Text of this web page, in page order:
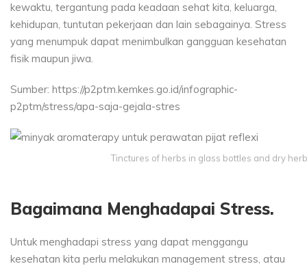
kewaktu, tergantung pada keadaan sehat kita, keluarga,
kehidupan, tuntutan pekerjaan dan lain sebagainya. Stress
yang menumpuk dapat menimbulkan gangguan kesehatan
fisik maupun jiwa.
Sumber: https://p2ptm.kemkes.go.id/infographic-
p2ptm/stress/apa-saja-gejala-stres
Tinctures of herbs in glass bottles and dry
Bagaimana Menghadapai Stress.
Untuk menghadapi stress yang dapat menggangu
kesehatan kita perlu melakukan management stress, atau